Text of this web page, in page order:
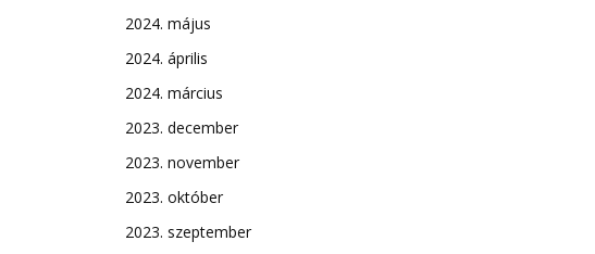
2024. május
2024. április
2024. március
2023. december
2023. november
2023. október
2023. szeptember